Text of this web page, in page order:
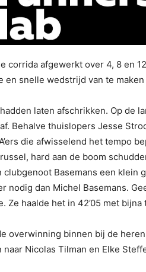
corrida afgewerkt over 4, 8 en
snelle wedstrijd van te
laten afschrikken. Op de
Behalve thuislopers Jesse
die afwisselend het tempo
hard aan de boom
Basemans een klein
nodig dan Michel Basemans.
haalde het in 42’05 met
overwinning binnen bij de
Nicolas Tilman en Elke